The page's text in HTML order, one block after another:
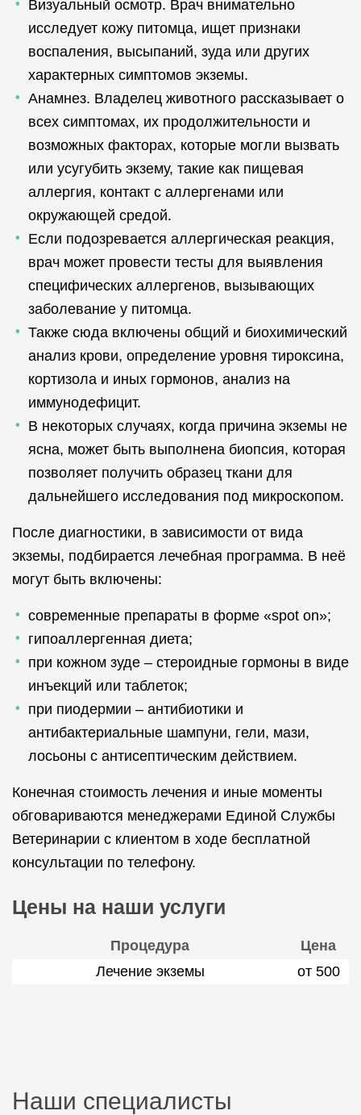
Визуальный осмотр. Врач внимательно
исследует кожу питомца, ищет признаки
воспаления, высыпаний, зуда или других
характерных симптомов экземы.
Анамнез. Владелец животного рассказывает о
всех симптомах, их продолжительности и
возможных факторах, которые могли вызвать
или усугубить экзему, такие как пищевая
аллергия, контакт с аллергенами или
окружающей средой.
Если подозревается аллергическая реакция,
врач может провести тесты для выявления
специфических аллергенов, вызывающих
заболевание у питомца.
Также сюда включены общий и биохимический
анализ крови, определение уровня тироксина,
кортизола и иных гормонов, анализ на
иммунодефицит.
В некоторых случаях, когда причина экземы не
ясна, может быть выполнена биопсия, которая
позволяет получить образец ткани для
дальнейшего исследования под микроскопом.
После диагностики, в зависимости от вида
экземы, подбирается лечебная программа. В неё
могут быть включены:
современные препараты в форме «spot on»;
гипоаллергенная диета;
при кожном зуде – стероидные гормоны в виде
инъекций или таблеток;
при пиодермии – антибиотики и
антибактериальные шампуни, гели, мази,
лосьоны с антисептическим действием.
Конечная стоимость лечения и иные моменты
обговариваются менеджерами Единой Службы
Ветеринарии с клиентом в ходе бесплатной
консультации по телефону.
Цены на наши услуги
Процедура
Цена
Лечение экземы
от 500
Наши специалисты